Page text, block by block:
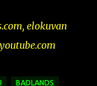
elokuvan
BADLANDS